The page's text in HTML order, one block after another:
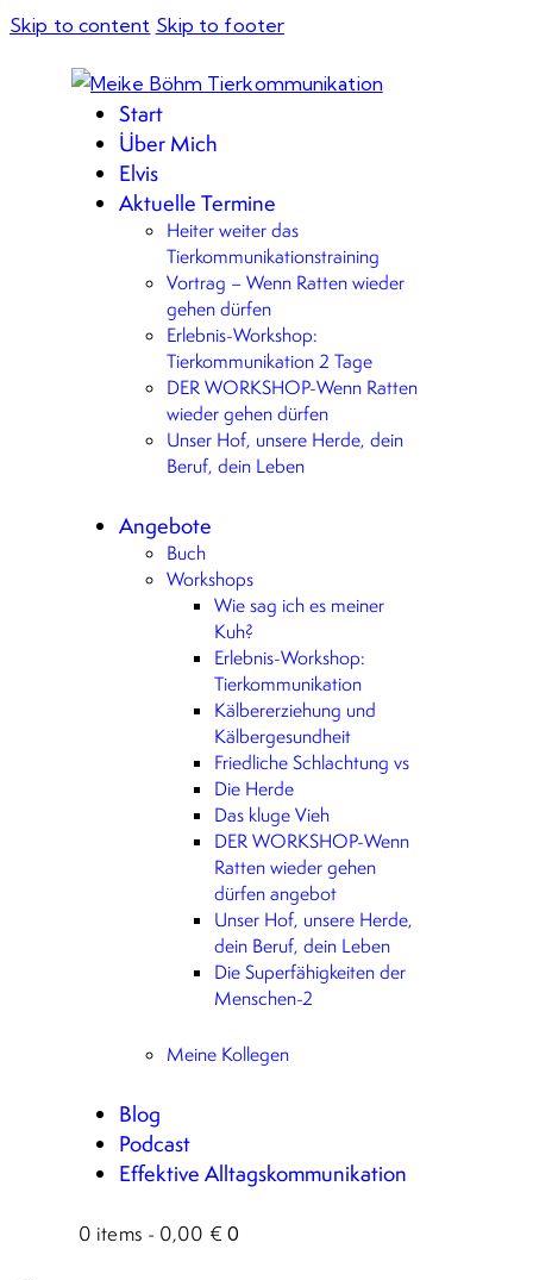
Skip to content Skip to footer
Start
Über Mich
Elvis
Aktuelle Termine
Heiter weiter das
Tierkommunikationstraining
Vortrag – Wenn Ratten wieder
gehen dürfen
Erlebnis-Workshop:
Tierkommunikation 2 Tage
DER WORKSHOP-Wenn Ratten
wieder gehen dürfen
Unser Hof, unsere Herde, dein
Beruf, dein Leben
Angebote
Buch
Workshops
Wie sag ich es meiner
Kuh?
Erlebnis-Workshop:
Tierkommunikation
Kälbererziehung und
Kälbergesundheit
Friedliche Schlachtung vs
Die Herde
Das kluge Vieh
DER WORKSHOP-Wenn
Ratten wieder gehen
dürfen angebot
Unser Hof, unsere Herde,
dein Beruf, dein Leben
Die Superfähigkeiten der
Menschen-2
Meine Kollegen
Blog
Podcast
Effektive Alltagskommunikation
0 items - 0,00 € 0